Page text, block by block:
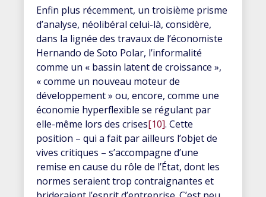
Enfin plus récemment, un troisième prisme
d’analyse, néolibéral celui-là, considère,
dans la lignée des travaux de l’économiste
Hernando de Soto Polar, l’informalité
comme un « bassin latent de croissance »,
« comme un nouveau moteur de
développement » ou, encore, comme une
économie hyperflexible se régulant par
elle-même lors des crises[10]. Cette
position – qui a fait par ailleurs l’objet de
vives critiques – s’accompagne d’une
remise en cause du rôle de l’État, dont les
normes seraient trop contraignantes et